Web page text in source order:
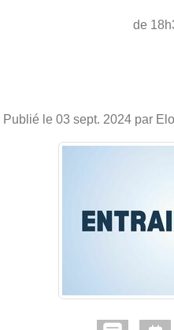
de
Publié le 03 sept. 2024 par